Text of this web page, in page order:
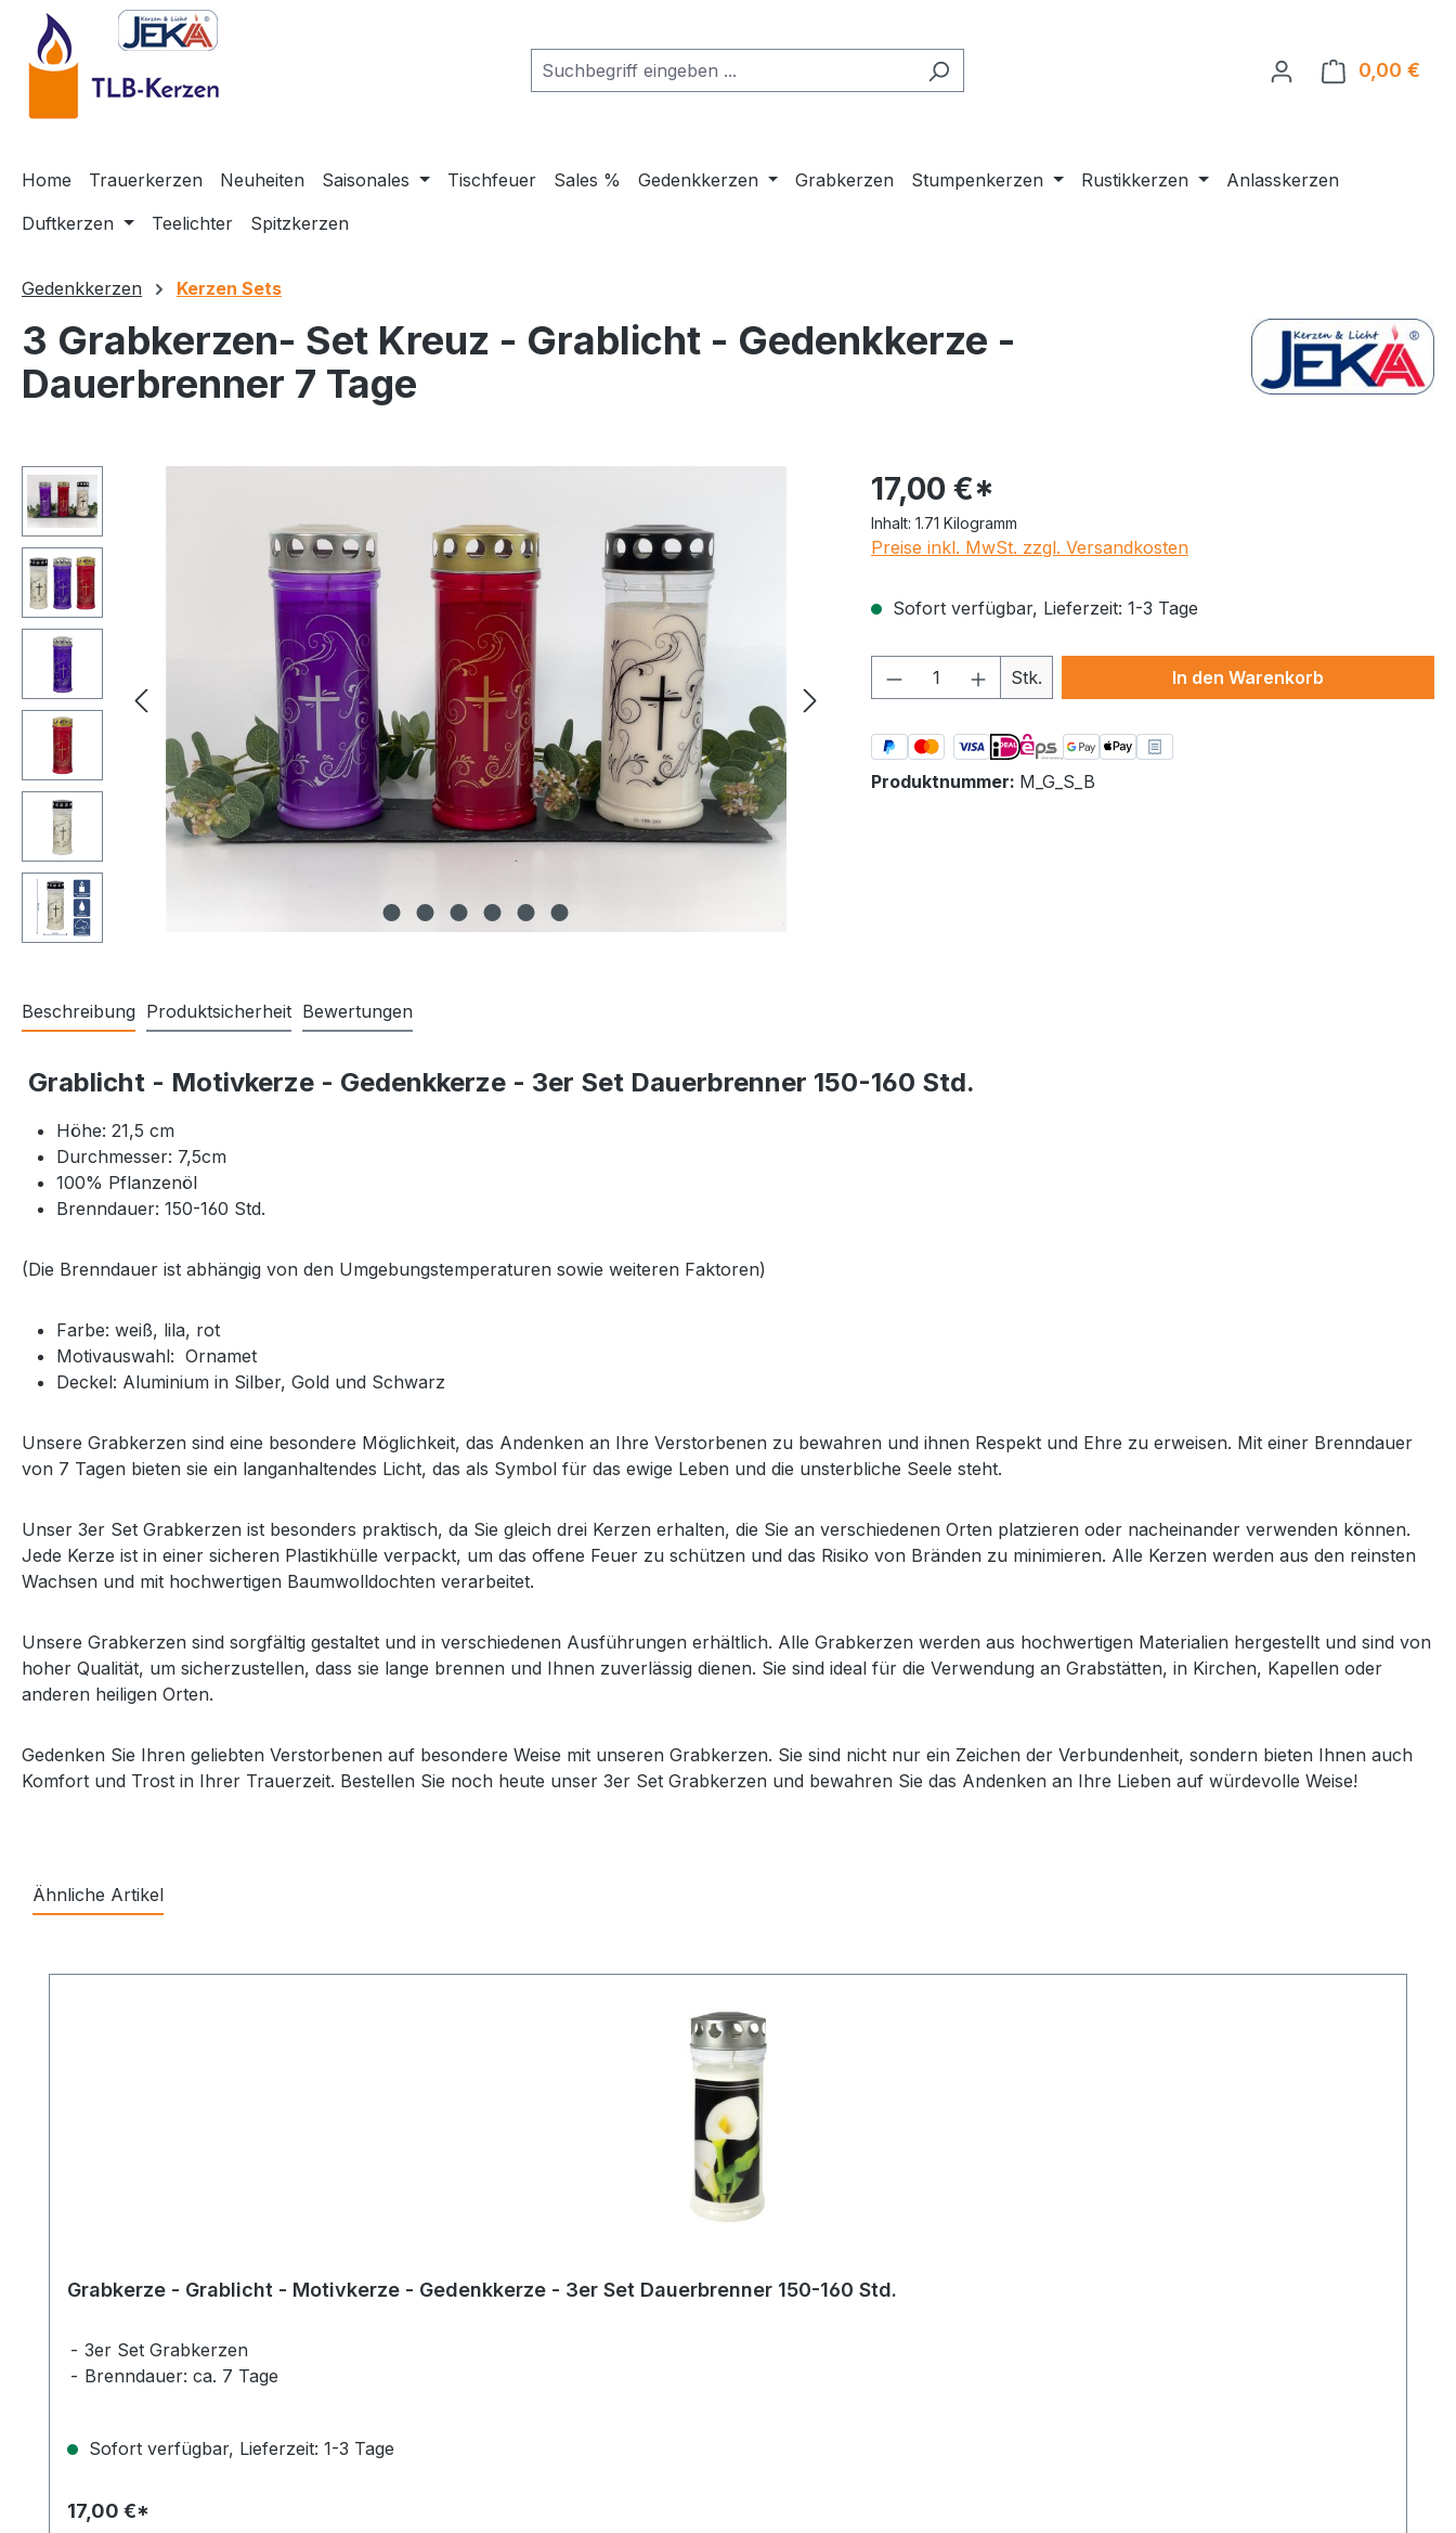
Hauptinhalt springen
Zur Suche springen
Zur Hauptnavigation springen
0,00 €
Home Trauerkerzen Neuheiten Saisonales Tischfeuer Sales % Gedenkkerzen Grabkerzen Stumpenkerzen Rustikkerzen
Anlasskerzen
Duftkerzen
Teelichter Spitzkerzen
Gedenkkerzen Kerzen Sets
3 Grabkerzen- Set Kreuz - Grablicht - Gedenkkerze -
Dauerbrenner 7 Tage
Bildergalerie überspringen 17,00 €*
Inhalt: 1.71 Kilogramm
Preise inkl. MwSt. zzgl. Versandkosten
Sofort verfügbar, Lieferzeit: 1-3 Tage
Produkt Anzahl: Gib den gewünschten Wert
Stk. In den Warenkorb
Produktnummer: M_G_S_B
Beschreibung Produktsicherheit Bewertungen
Grablicht - Motivkerze - Gedenkkerze - 3er Set Dauerbrenner 150-160 Std.
Höhe: 21,5 cm
Durchmesser: 7,5cm
100% Pflanzenöl
Brenndauer: 150-160 Std.
(Die Brenndauer ist abhängig von den Umgebungstemperaturen sowie weiteren Faktoren)
Farbe: weiß, lila, rot
Motivauswahl: Ornamet
Deckel: Aluminium in Silber, Gold und Schwarz
Unsere Grabkerzen sind eine besondere Möglichkeit, das Andenken an Ihre Verstorbenen zu bewahren und ihnen Respekt und Ehre zu erweisen. Mit einer Brenndauer
von 7 Tagen bieten sie ein langanhaltendes Licht, das als Symbol für das ewige Leben und die unsterbliche Seele steht.
Unser 3er Set Grabkerzen ist besonders praktisch, da Sie gleich drei Kerzen erhalten, die Sie an verschiedenen Orten platzieren oder nacheinander verwenden können.
Jede Kerze ist in einer sicheren Plastikhülle verpackt, um das offene Feuer zu schützen und das Risiko von Bränden zu minimieren. Alle Kerzen werden aus den reinsten
Wachsen und mit hochwertigen Baumwolldochten verarbeitet.
Unsere Grabkerzen sind sorgfältig gestaltet und in verschiedenen Ausführungen erhältlich. Alle Grabkerzen werden aus hochwertigen Materialien hergestellt und sind von
hoher Qualität, um sicherzustellen, dass sie lange brennen und Ihnen zuverlässig dienen. Sie sind ideal für die Verwendung an Grabstätten, in Kirchen, Kapellen oder
anderen heiligen Orten.
Gedenken Sie Ihren geliebten Verstorbenen auf besondere Weise mit unseren Grabkerzen. Sie sind nicht nur ein Zeichen der Verbundenheit, sondern bieten Ihnen auch
Komfort und Trost in Ihrer Trauerzeit. Bestellen Sie noch heute unser 3er Set Grabkerzen und bewahren Sie das Andenken an Ihre Lieben auf würdevolle Weise!
Ähnliche Artikel
Grabkerze - Grablicht - Motivkerze - Gedenkkerze - 3er Set Dauerbrenner 150-160 Std.
3er Set Grabkerzen
Brenndauer: ca. 7 Tage
Sofort verfügbar, Lieferzeit: 1-3 Tage
17,00 €*